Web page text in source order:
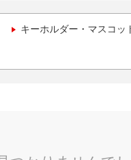
キーホルダー・マスコッ